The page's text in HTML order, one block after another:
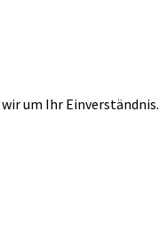
um Ihr Einverständnis.